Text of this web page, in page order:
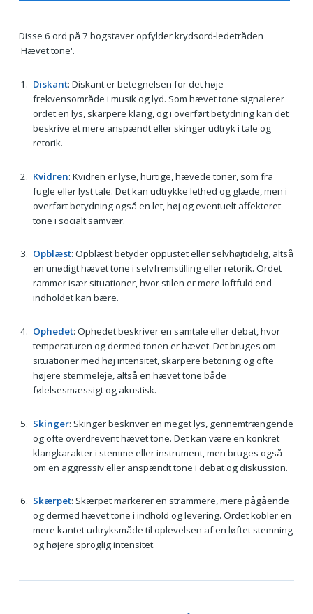
Disse 6 ord på 7 bogstaver opfylder krydsord-ledetråden
'Hævet tone'.
Diskant: Diskant er betegnelsen for det høje
frekvensområde i musik og lyd. Som hævet tone signalerer
ordet en lys, skarpere klang, og i overført betydning kan det
beskrive et mere anspændt eller skinger udtryk i tale og
retorik.
Kvidren: Kvidren er lyse, hurtige, hævede toner, som fra
fugle eller lyst tale. Det kan udtrykke lethed og glæde, men i
overført betydning også en let, høj og eventuelt affekteret
tone i socialt samvær.
Opblæst: Opblæst betyder oppustet eller selvhøjtidelig, altså
en unødigt hævet tone i selvfremstilling eller retorik. Ordet
rammer især situationer, hvor stilen er mere loftfuld end
indholdet kan bære.
Ophedet: Ophedet beskriver en samtale eller debat, hvor
temperaturen og dermed tonen er hævet. Det bruges om
situationer med høj intensitet, skarpere betoning og ofte
højere stemmeleje, altså en hævet tone både
følelsesmæssigt og akustisk.
Skinger: Skinger beskriver en meget lys, gennemtrængende
og ofte overdrevent hævet tone. Det kan være en konkret
klangkarakter i stemme eller instrument, men bruges også
om en aggressiv eller anspændt tone i debat og diskussion.
Skærpet: Skærpet markerer en strammere, mere pågående
og dermed hævet tone i indhold og levering. Ordet kobler en
mere kantet udtryksmåde til oplevelsen af en løftet stemning
og højere sproglig intensitet.